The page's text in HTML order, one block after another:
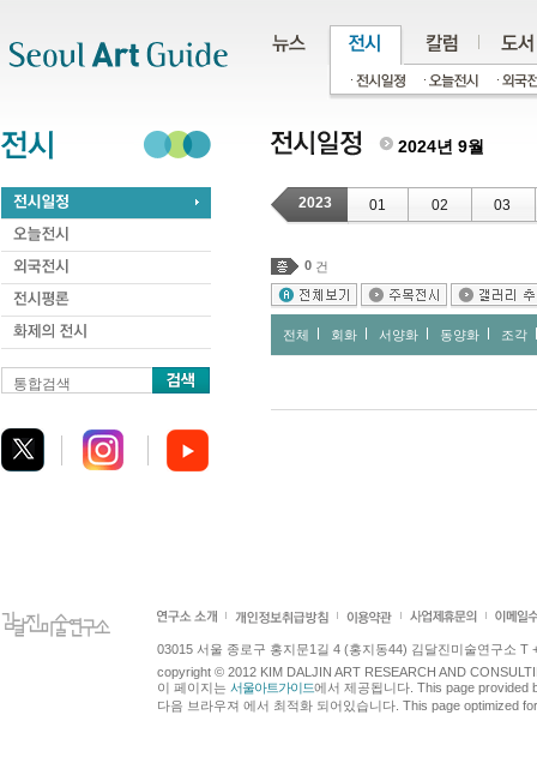
통합검색
2024년 9월
2023 01 02 03
0 건
전체 회화 서양화 동양화 조각
03015 서울 종로구 홍지문1길 4 (홍지동44) 김달진미술연구소 T
copyright © 2012 KIM DALJIN ART RESEARCH AND
이 페이지는 서울아트가이드에서 제공됩니다. This page provided
다음 브라우져 에서 최적화 되어있습니다. This page optimized